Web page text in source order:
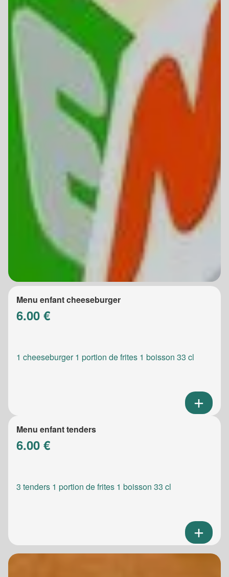
Menu enfant cheeseburger
6.00 €
1 cheeseburger 1 portion de frites 1 boisson 33 cl
Menu enfant tenders
6.00 €
3 tenders 1 portion de frites 1 boisson 33 cl